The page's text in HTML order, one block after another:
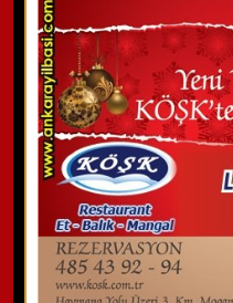
Hemen Arayın
Detaylı Bilgi Alın